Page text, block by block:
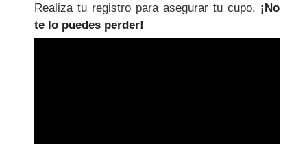
Realiza tu registro para asegurar tu cupo. ¡No
te lo puedes perder!